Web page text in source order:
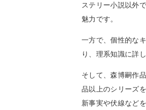
ステリー小説以外
魅力です。
一方で、個性的な
り、理系知識に詳
そして、森博嗣作
品以上のシリーズ
新事実や伏線など